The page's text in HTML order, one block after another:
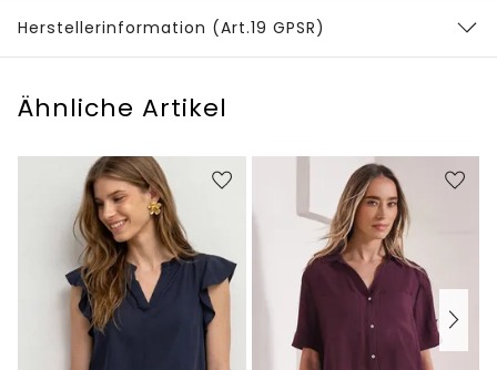
Herstellerinformation (Art.19 GPSR)
Ähnliche Artikel